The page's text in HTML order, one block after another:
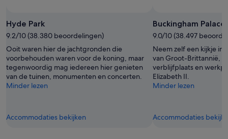
Hyde Park
9.2/10 (38.380 beoordelingen)
Ooit waren hier de jachtgronden die
voorbehouden waren voor de koning, maar
tegenwoordig mag iedereen hier genieten
van de tuinen, monumenten en concerten.
Minder lezen
Accommodaties bekijken
Buckingham Palace
9.0/10 (38.497
Neem zelf een kijkje in
van Groot-Brittannië,
verblijfplaats en
Elizabeth II.
Minder lezen
Accommodaties